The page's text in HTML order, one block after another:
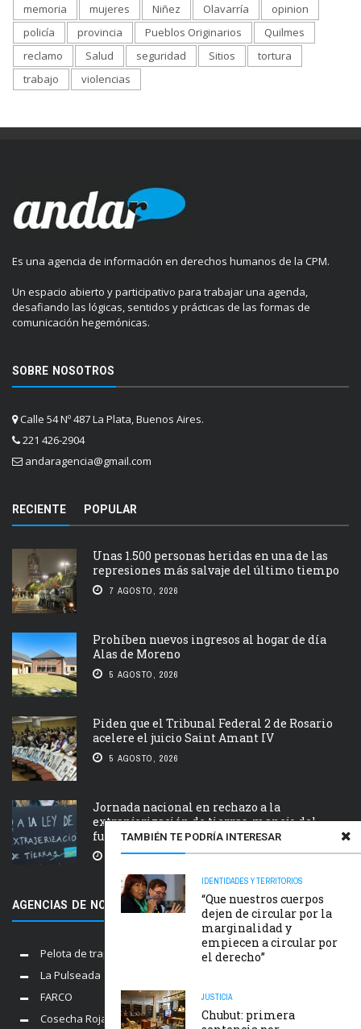
TAMBIÉN TE PODRÍA INTERESAR
IDENTIDADES Y TERRITORIOS
“Que nuestros cuerpos
dejen de circular por la
marginalidad y
empiecen a circular por
el derecho”
JUSTICIA
Chubut: primera
memoria
mujeres Niñez Olavarría
opinion
policía
provincia Pueblos Originarios
Quilmes
reclamo
Salud seguridad Sitios
tortura
trabajo
violencias
Es una agencia de información en derechos humanos de la CPM.
Un espacio abierto y participativo para trabajar una agenda,
desafiando las lógicas, sentidos y prácticas de las formas de
comunicación hegemónicas.
SOBRE NOSOTROS
Calle 54 Nº 487 La Plata, Buenos Aires.
221 426-2904
andaragencia@gmail.com
RECIENTE POPULAR
Unas 1.500 personas heridas en una de las
represiones más salvaje del último tiempo
7 AGOSTO, 2026
Prohíben nuevos ingresos al hogar de día
Alas de Moreno
5 AGOSTO, 2026
Piden que el Tribunal Federal 2 de Rosario
acelere el juicio Saint Amant IV
5 AGOSTO, 2026
Jornada nacional en rechazo a la
extranjerización de tierras, manejo del
fuego y desalojos
5 AGOSTO, 2026
AGENCIAS DE NOTICIAS AMIGAS
Pelota de trapo
La Pulseada
FARCO
Cosecha Roja